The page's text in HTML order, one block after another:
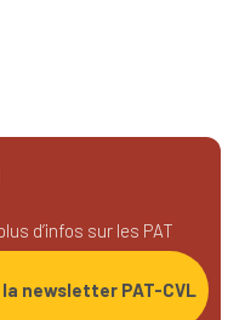
d’infos sur les PAT
la newsletter PAT-CVL